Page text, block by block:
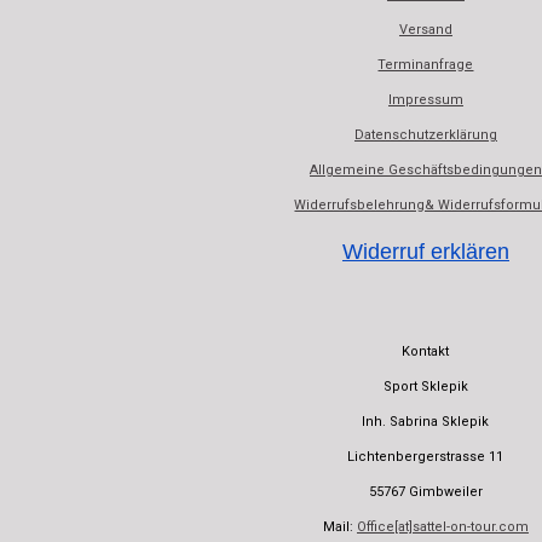
Versand
Terminanfrage
Impressum
Datenschutzerklärung
Allgemeine Geschäftsbedingungen
Widerrufsbelehrung&
Widerruf erklären
Kontakt
Sport Sklepik
Inh. Sabrina Sklepik
Lichtenbergerstrasse 11
55767 Gimbweiler
Mail: Office[at]sattel-on-tour.com